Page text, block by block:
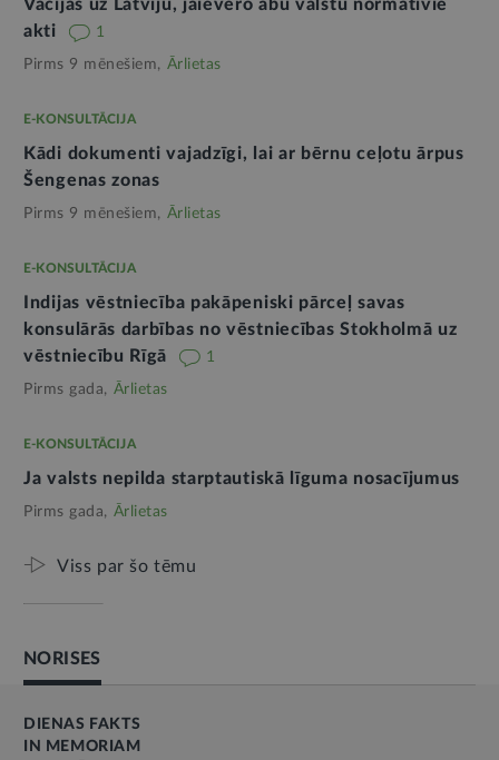
Vācijas uz Latviju, jāievēro abu valstu normatīvie
akti
1
Pirms 9 mēnešiem, Ārlietas
E-KONSULTĀCIJA
Kādi dokumenti vajadzīgi, lai ar bērnu ceļotu ārpus
Šengenas zonas
Pirms 9 mēnešiem, Ārlietas
E-KONSULTĀCIJA
Indijas vēstniecība pakāpeniski pārceļ savas
konsulārās darbības no vēstniecības Stokholmā uz
vēstniecību Rīgā
1
Pirms gada, Ārlietas
E-KONSULTĀCIJA
Ja valsts nepilda starptautiskā līguma nosacījumus
Pirms gada, Ārlietas
Viss par šo tēmu
NORISES
DIENAS FAKTS
IN MEMORIAM